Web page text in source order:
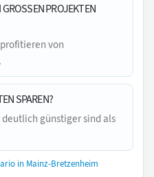
PROJEKTEN S
von
SPAREN?
günstiger sind als
in Mainz-Bretzenheim